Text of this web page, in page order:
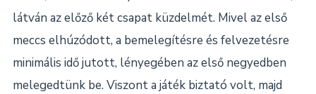
látván az előző két csapat küzdelmét. Mivel az első
meccs elhúzódott, a bemelegítésre és felvezetésre
minimális idő jutott, lényegében az első negyedben
melegedtünk be. Viszont a játék biztató volt, majd